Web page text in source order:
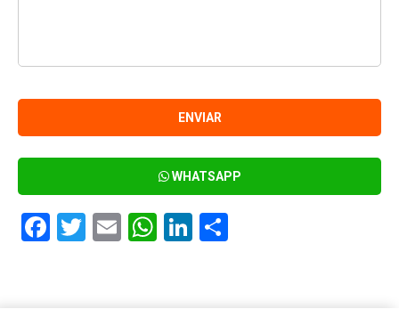
WHATSAPP
Facebook
Twitter
EmailWhatsApp
LinkedIn